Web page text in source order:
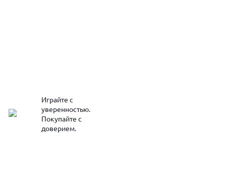
Играйте с
уверенностью.
Покупайте с
доверием.